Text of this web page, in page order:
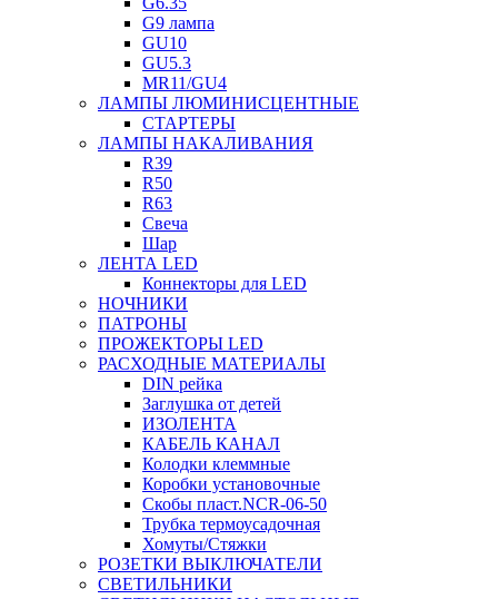
G9 лампа
GU10
GU5.3
MR11/GU4
ЛАМПЫ ЛЮМИНИСЦЕНТНЫЕ
СТАРТЕРЫ
ЛАМПЫ НАКАЛИВАНИЯ
R39
R50
R63
Свеча
Шар
ЛЕНТА LED
Коннекторы для LED
НОЧНИКИ
ПАТРОНЫ
ПРОЖЕКТОРЫ LED
РАСХОДНЫЕ МАТЕРИАЛЫ
DIN рейка
Заглушка от детей
ИЗОЛЕНТА
КАБЕЛЬ КАНАЛ
Колодки клеммные
Коробки установочные
Скобы пласт.NCR-06-50
Трубка термоусадочная
Хомуты/Стяжки
РОЗЕТКИ ВЫКЛЮЧАТЕЛИ
СВЕТИЛЬНИКИ